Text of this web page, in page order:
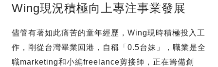
Wing現況積極向上專注事業發展
儘管有著如此痛苦的童年經歷，Wing現時積極投入工
作，剛從台灣畢業回港，自稱「0.5台妹」，職業是全
職marketing和小編freelance剪接師，正在籌備創